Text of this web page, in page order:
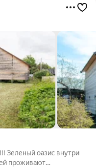
Зеленый оазис внутри
проживают